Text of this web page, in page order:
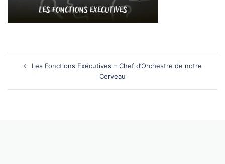
Navigation
d’articleLes Fonctions Exécutives – Chef d’Orchestre de notre
Cerveau